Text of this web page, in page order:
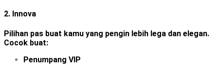
2. Innova
Pilihan pas buat kamu yang pengin lebih lega dan elegan.
Cocok buat:
Penumpang VIP